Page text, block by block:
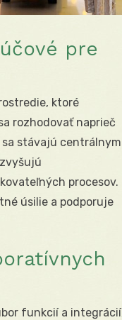
pre
ktoré
rozhodovať naprieč
stávajú centrálnym
procesov.
úsilie a podporuje
funkcií a